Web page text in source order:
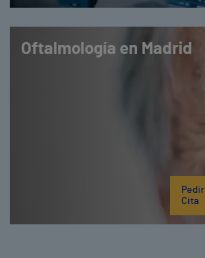
Oftalmología en Madrid
Pedir
Cita